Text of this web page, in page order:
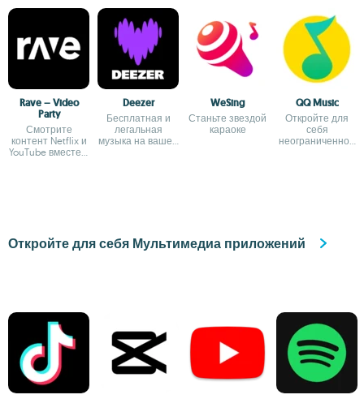
Rave – Video
Party
Смотрите
контент Netflix и
YouTube вместе с
Deezer
Бесплатная и
легальная
музыка на вашем
WeSing
Станьте звездой
караоке
QQ Music
Откройте для
себя
неограниченное
Откройте для себя Мультимедиа приложений